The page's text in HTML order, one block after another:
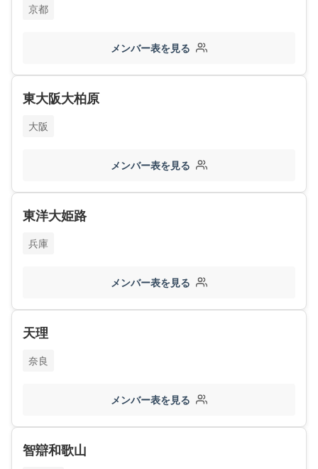
京都
メンバー表を見る
東大阪大柏原
大阪
メンバー表を見る
東洋大姫路
兵庫
メンバー表を見る
天理
奈良
メンバー表を見る
智辯和歌山